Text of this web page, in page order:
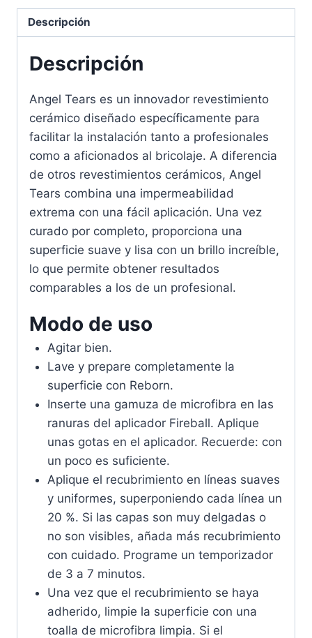
Descripción
Descripción
Angel Tears es un innovador revestimiento
cerámico diseñado específicamente para
facilitar la instalación tanto a profesionales
como a aficionados al bricolaje. A diferencia
de otros revestimientos cerámicos, Angel
Tears combina una impermeabilidad
extrema con una fácil aplicación. Una vez
curado por completo, proporciona una
superficie suave y lisa con un brillo increíble,
lo que permite obtener resultados
comparables a los de un profesional.
Modo de uso
Agitar bien.
Lave y prepare completamente la
superficie con Reborn.
Inserte una gamuza de microfibra en las
ranuras del aplicador Fireball. Aplique
unas gotas en el aplicador. Recuerde: con
un poco es suficiente.
Aplique el recubrimiento en líneas suaves
y uniformes, superponiendo cada línea un
20 %. Si las capas son muy delgadas o
no son visibles, añada más recubrimiento
con cuidado. Programe un temporizador
de 3 a 7 minutos.
Una vez que el recubrimiento se haya
adherido, limpie la superficie con una
toalla de microfibra limpia. Si el